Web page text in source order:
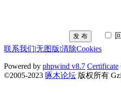
发 布
联系我们|无图版|清除Cookies
Powered by phpwind v8.7 Certificate
©2005-2023 啄木论坛 版权所有